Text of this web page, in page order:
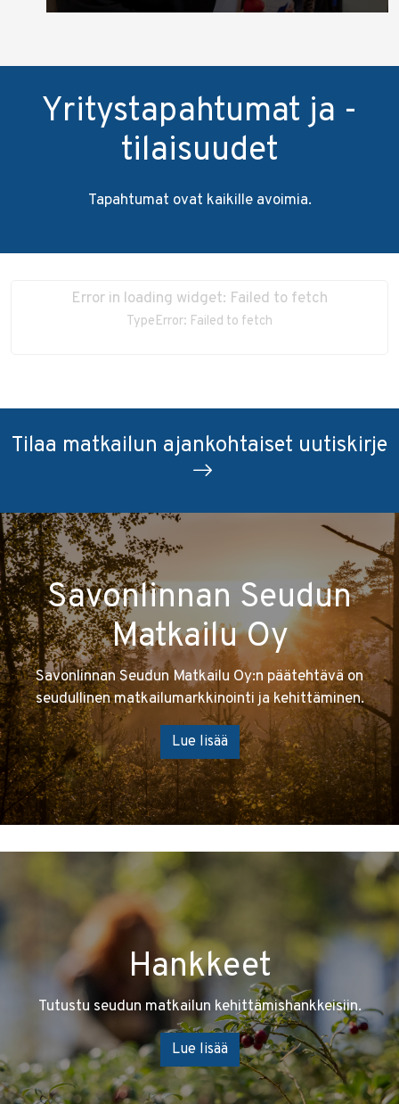
Yritystapahtumat ja -
tilaisuudet
Tapahtumat ovat kaikille avoimia.
Error in loading widget: Failed to fetch
TypeError: Failed to fetch
Tilaa matkailun ajankohtaiset uutiskirje
Savonlinnan Seudun
Matkailu Oy
Savonlinnan Seudun Matkailu Oy:n päätehtävä on
seudullinen matkailumarkkinointi ja kehittäminen.
Lue lisää
Hankkeet
Tutustu seudun matkailun kehittämishankkeisiin.
Lue lisää